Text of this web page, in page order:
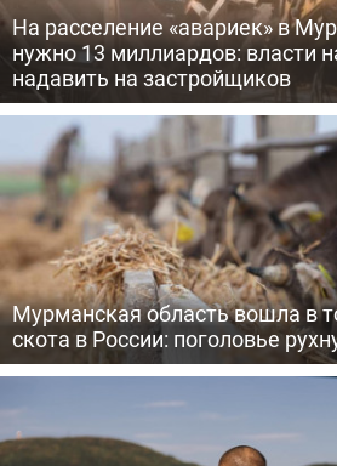
На расселение «авариек» в
нужно 13 миллиардов: власти
надавить на застройщиков
Мурманская область вошла в
скота в России: поголовье